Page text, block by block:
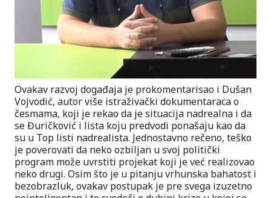
Ovakav razvoj događaja je prokomentarisao i Dušan
Vojvodić, autor više istraživački dokumentaraca o
česmama, koji je rekao da je situacija nadrealna i da
se Đuričković i lista koju predvodi ponašaju kao da
su u Top listi nadrealista. Jednostavno rečeno, teško
je poverovati da neko ozbiljan u svoj politički
program može uvrstiti projekat koji je već realizovao
neko drugi. Osim što je u pitanju vrhunska bahatost i
bezobrazluk, ovakav postupak je pre svega izuzetno